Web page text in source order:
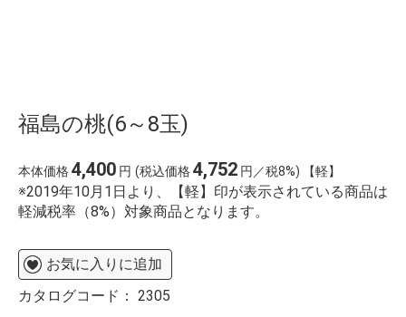
福島の桃(6～8玉)
本体価格4,400 円 (税込価格4,752 円／税8%) 【軽】
※2019年10月1日より、【軽】印が表示されている商品は
軽減税率（8%）対象商品となります。
お気に入りに追加
カタログコード： 2305